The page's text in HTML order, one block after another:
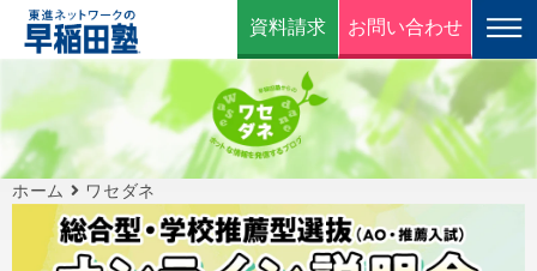
資料請求 お問い合わせ
ホーム ワセダネ